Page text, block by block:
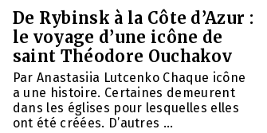
De Rybinsk à la Côte d’Azur :
le voyage d’une icône de
saint Théodore Ouchakov
Par Anastasiia Lutcenko Chaque icône
a une histoire. Certaines demeurent
dans les églises pour lesquelles elles
ont été créées. D’autres ...